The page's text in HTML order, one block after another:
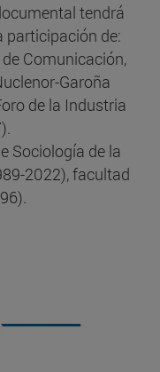
tendrá
participación de:
Comunicación,
Garoña
de la Industria
Sociología de la
2022), facultad